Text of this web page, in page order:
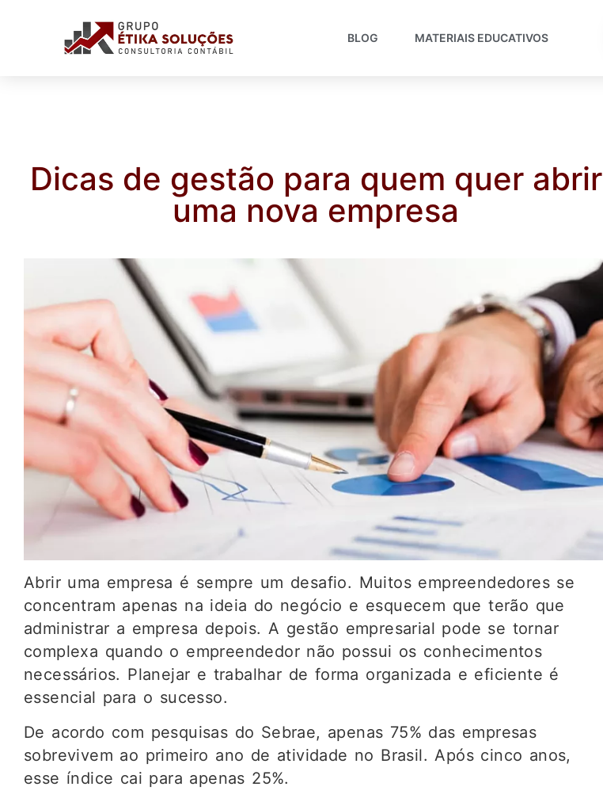
BLOG MATERIAIS EDUCATIVOS
Dicas de gestão para quem quer abrir
uma nova empresa
Abrir uma empresa é sempre um desafio. Muitos empreendedores se
concentram apenas na ideia do negócio e esquecem que terão que
administrar a empresa depois. A gestão empresarial pode se tornar
complexa quando o empreendedor não possui os conhecimentos
necessários. Planejar e trabalhar de forma organizada e eficiente é
essencial para o sucesso.
De acordo com pesquisas do Sebrae, apenas 75% das empresas
sobrevivem ao primeiro ano de atividade no Brasil. Após cinco anos,
esse índice cai para apenas 25%.